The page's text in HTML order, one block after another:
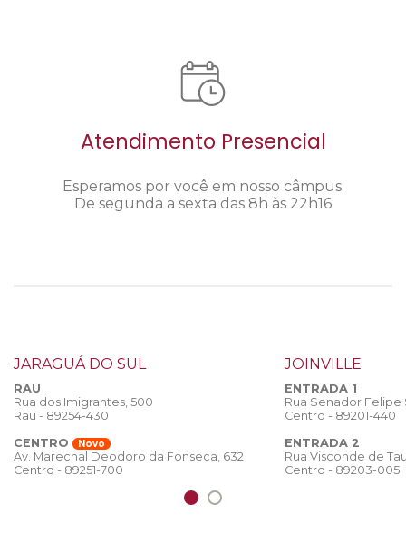
Atendimento Presencial
Esperamos por você em nosso câmpus.
De segunda a sexta das 8h às 22h16
JARAGUÁ DO SUL
RAU
Rua dos Imigrantes, 500
Rau - 89254-430
CENTRO
Novo
Av. Marechal Deodoro da Fonseca, 632
Centro - 89251-700
JOINVILLE
ENTRADA 1
Rua Senador
Centro - 89201-440
ENTRADA 2
Rua Visconde de
Centro - 89203-005